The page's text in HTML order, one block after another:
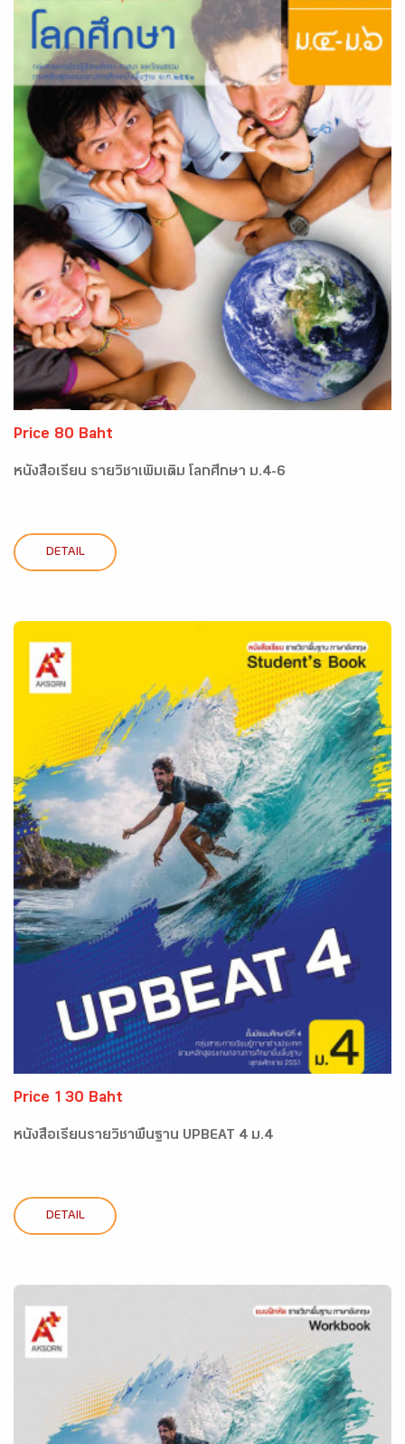
Price 80 Baht
หนังสือเรียน รายวิชาเพิ่มเติม โลกศึกษา ม.4-6
DETAIL
Price 130 Baht
หนังสือเรียนรายวิชาพื้นฐาน UPBEAT 4 ม.4
DETAIL